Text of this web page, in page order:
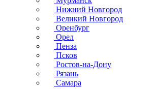
Нижний Новгород
Великий Новгород
Оренбург
Орел
Пенза
Псков
Ростов-на-Дону
Рязань
Самара